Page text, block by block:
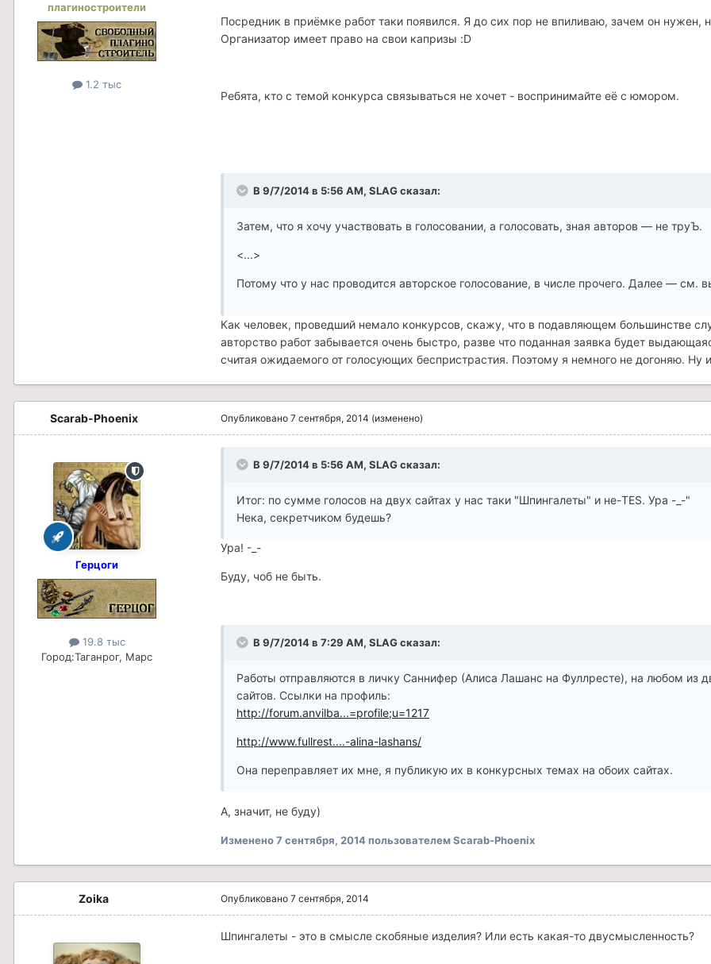
плагиностроители
1.2 тыс
Посредник в приёмке работ таки появился. Я до сих пор не впиливаю, зачем он нужен,
Организатор имеет право на свои капризы :D
Ребята, кто с темой конкурса связываться не хочет - воспринимайте её с юмором.
В 9/7/2014 в 5:56 AM, SLAG сказал:
Затем, что я хочу участвовать в голосовании, а голосовать, зная авторов — не труЪ.
<...>
Потому что у нас проводится авторское голосование, в числе прочего. Далее — см.
Как человек, проведший немало конкурсов, скажу, что в подавляющем большинстве
авторство работ забывается очень быстро, разве что поданная заявка будет
считая ожидаемого от голосующих беспристрастия. Поэтому я немного не догоняю. Ну
Scarab-Phoenix
Герцоги
19.8 тыс
Город:Таганрог, Марс
Опубликовано 7 сентября, 2014 (изменено)
В 9/7/2014 в 5:56 AM, SLAG сказал:
Итог: по сумме голосов на двух сайтах у нас таки "Шпингалеты" и не-TES. Ура -_-"
Нека, секретчиком будешь?
Ура! -_-
Буду, чоб не быть.
В 9/7/2014 в 7:29 AM, SLAG сказал:
Работы отправляются в личку Саннифер (Алиса Лашанс на Фуллресте), на любом из
сайтов. Ссылки на профиль:
http://forum.anvilba...=profile;u=1217
http://www.fullrest....-alina-lashans/
Она переправляет их мне, я публикую их в конкурсных темах на обоих сайтах.
А, значит, не буду)
Изменено7 сентября, 2014пользователем Scarab-Phoenix
Zoika Опубликовано 7 сентября, 2014
Шпингалеты - это в смысле скобяные изделия? Или есть какая-то двусмысленность?